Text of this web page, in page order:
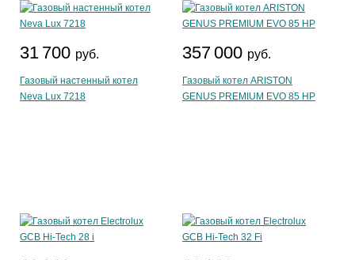
31 700 руб.
Газовый настенный котел
Neva Lux 7218
357 000 руб.
Газовый котел ARISTON
GENUS PREMIUM EVO 85 HP